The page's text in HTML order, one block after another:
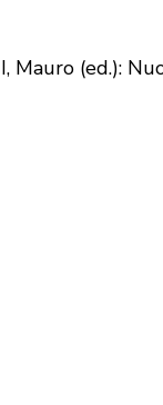
Mauro (ed.):